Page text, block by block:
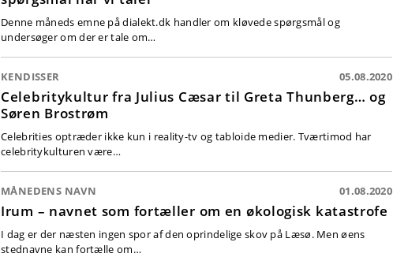
Denne måneds emne på dialekt.dk handler om kløvede spørgsmål og
undersøger om der er tale om…
KENDISSER 05.08.2020
Celebritykultur fra Julius Cæsar til Greta Thunberg… og
Søren Brostrøm
Celebrities optræder ikke kun i reality-tv og tabloide medier. Tværtimod har
celebritykulturen være…
MÅNEDENS NAVN 01.08.2020
Irum – navnet som fortæller om en økologisk katastrofe
I dag er der næsten ingen spor af den oprindelige skov på Læsø. Men øens
stednavne kan fortælle om…